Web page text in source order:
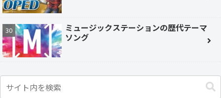
ミュージックステーションの歴代テーマ
ソング